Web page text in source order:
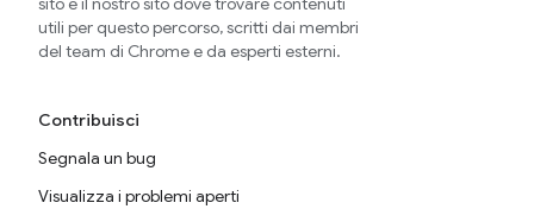
utili per questo percorso, scritti dai membri
del team di Chrome e da esperti esterni.
Contribuisci
Segnala un bug
Visualizza i problemi aperti